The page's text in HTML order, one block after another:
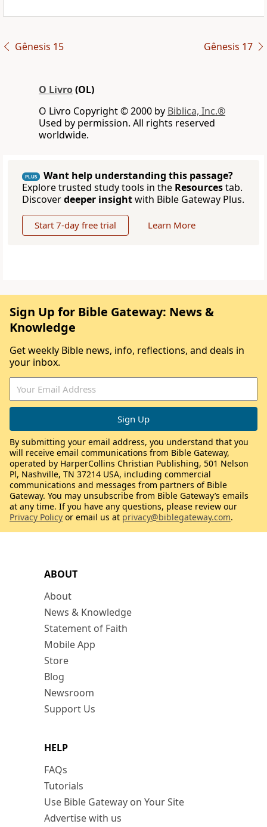
Gênesis 15 Gênesis 17
O Livro(OL)
O Livro Copyright © 2000 by Biblica, Inc.®
Used by permission. All rights reserved
worldwide.
PLUS
Want help understanding this passage?
Explore trusted study tools in the Resourcestab.
Discoverdeeper insightwith Bible Gateway Plus.
Start 7-day free trial Learn More
ABOUT
About
News & Knowledge
Statement of Faith
Mobile App
Store
Blog
Newsroom
Support Us
HELP
FAQs
Tutorials
Use Bible Gateway on Your Site
Advertise with us
Sign Up for Bible Gateway: News &
Knowledge
Get weekly Bible news, info, reflections, and deals in
your inbox.
By submitting your email address, you understand that you
will receive email communications from Bible Gateway,
operated by HarperCollins Christian Publishing, 501 Nelson
Pl, Nashville, TN 37214 USA, including commercial
communications and messages from partners of Bible
Gateway. You may unsubscribe from Bible Gateway’s emails
at any time. If you have any questions, please review our
Privacy Policy or email us at privacy@biblegateway.com.